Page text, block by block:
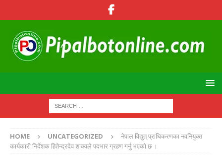
HOME UNCATEGORIZED
नेपाल विद्युत् प्राधिकरणका नवनियुक्त
कार्यकारी निर्देशक हितेन्द्रदेव शाक्यले पदभार ग्रहण गर्नु भएको छ ।